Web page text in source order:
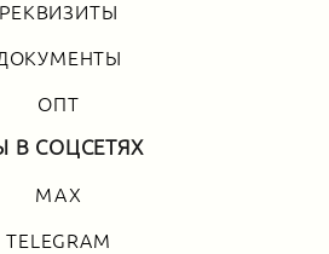
РЕКВИЗИТЫ
ОПТ
В СОЦСЕТЯХ
MAX
TELEGRAM